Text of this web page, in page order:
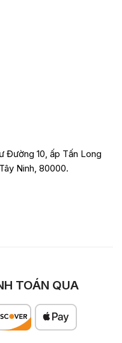
Đường 10, ấp Tấn Long
Ninh, 80000.
TOÁN QUA